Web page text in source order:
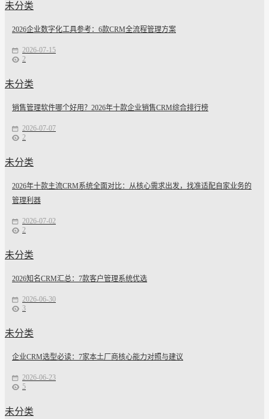
未分类
2026企业数字化工具参考：6款CRM全流程管理方案
2026-07-15
2
未分类
销售管理软件哪个好用？2026年十款企业销售CRM综合排行榜
2026-07-07
2
未分类
2026年十款主流CRM系统全面对比：从核心需求出发，找准适配自家业务的
管理利器
2026-07-02
2
未分类
2026知名CRM汇总：7款客户管理系统优选
2026-06-30
3
未分类
企业CRM选型必读：7家本土厂商核心能力对照与建议
2026-06-23
5
未分类